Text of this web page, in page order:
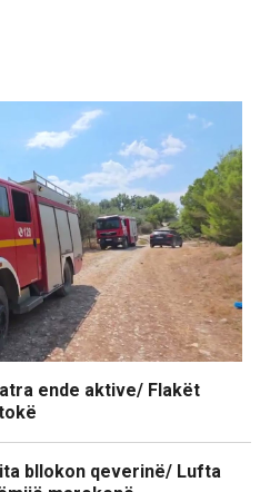
ende aktive/ Flakët
bllokon qeverinë/ Lufta